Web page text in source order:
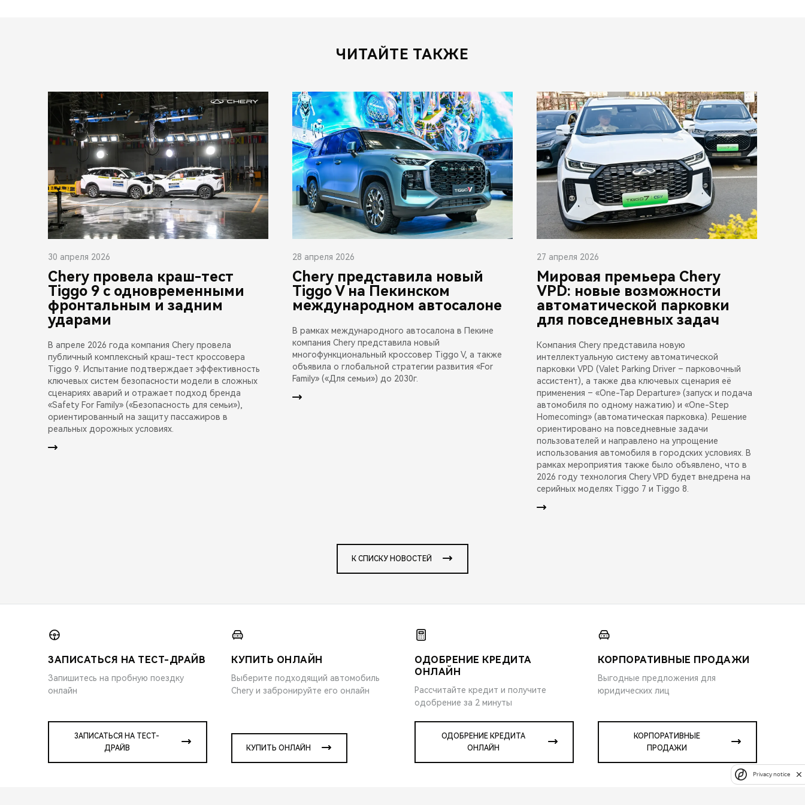
ЧИТАЙТЕ ТАКЖЕ
30 апреля 2026
Chery провела краш-тест
Tiggo 9 с одновременными
фронтальным и задним
ударами
В апреле 2026 года компания Chery провела
публичный комплексный краш-тест кроссовера
Tiggo 9. Испытание подтверждает эффективность
ключевых систем безопасности модели в сложных
сценариях аварий и отражает подход бренда
«Safety For Family» («Безопасность для семьи»),
ориентированный на защиту пассажиров в
реальных дорожных условиях.
28 апреля 2026
Chery представила новый
Tiggo V на Пекинском
международном автосалоне
В рамках международного автосалона в Пекине
компания Chery представила новый
многофункциональный кроссовер Tiggo V, а также
объявила о глобальной стратегии развития «For
Family» («Для семьи») до 2030г.
27 апреля 2026
Мировая премьера Chery
VPD: новые возможности
автоматической парковки
для повседневных задач
Компания Chery представила новую
интеллектуальную систему автоматической
парковки VPD (Valet Parking Driver – парковочный
ассистент), а также два ключевых сценария её
применения – «One-Tap Departure» (запуск и подача
автомобиля по одному нажатию) и «One-Step
Homecoming» (автоматическая парковка). Решение
ориентировано на повседневные задачи
пользователей и направлено на упрощение
использования автомобиля в городских условиях. В
рамках мероприятия также было объявлено, что в
2026 году технология Chery VPD будет внедрена на
серийных моделях Tiggo 7 и Tiggo 8.
К СПИСКУ НОВОСТЕЙ
ЗАПИСАТЬСЯ НА ТЕСТ-ДРАЙВ
Запишитесь на пробную поездку
онлайн
ЗАПИСАТЬСЯ НА ТЕСТ-
ДРАЙВ
КУПИТЬ ОНЛАЙН
Выберите подходящий автомобиль
Chery и забронируйте его онлайн
КУПИТЬ ОНЛАЙН
ОДОБРЕНИЕ КРЕДИТА
ОНЛАЙН
Рассчитайте кредит и получите
одобрение за 2 минуты
ОДОБРЕНИЕ КРЕДИТА
ОНЛАЙН
КОРПОРАТИВНЫЕ ПРОДАЖИ
Выгодные предложения для
юридических лиц
КОРПОРАТИВНЫЕ
ПРОДАЖИ
Privacy notice